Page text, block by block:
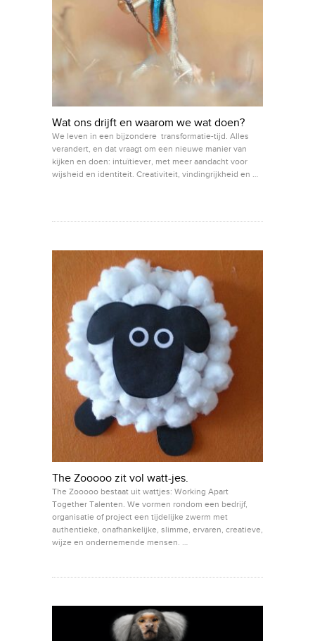
Wat ons drijft en waarom we wat doen?
We leven in een bijzondere transformatie-tijd. Alles
verandert, en dat vraagt om een nieuwe manier van
kijken en doen: intuïtiever, met meer aandacht voor
wijsheid en identiteit. Creativiteit, vindingrijkheid en …
The Zooooo zit vol watt-jes.
The Zooooo bestaat uit wattjes: Working Apart
Together Talenten. We vormen rondom een bedrijf,
organisatie of project een tijdelijke zwerm met
authentieke, onafhankelijke, slimme, ervaren, creatieve,
wijze en ondernemende mensen. …